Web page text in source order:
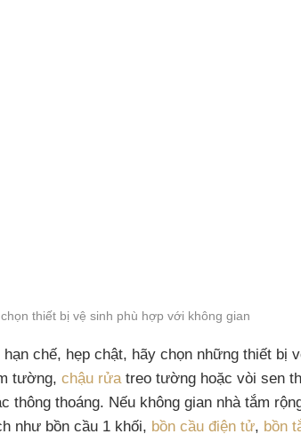
thiết bị vệ sinh phù hợp với không gian
chế, hẹp chật, hãy chọn những thiết bị
tường, chậu rửatreo tường hoặc vòi sen
thông thoáng. Nếu không gian nhà tắm
như bồn cầu 1 khối, bồn cầu điện tử, bồn